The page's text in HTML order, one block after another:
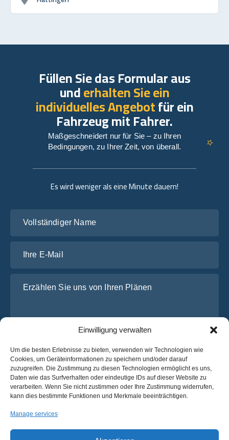
Einwilligung verwalten
Um die besten Erlebnisse zu bieten, verwenden wir Technologien wie
Cookies, um Geräteinformationen zu speichern und/oder darauf
zuzugreifen. Die Zustimmung zu diesen Technologien ermöglicht es uns,
Daten wie das Surfverhalten oder eindeutige IDs auf dieser Website zu
verarbeiten. Wenn Sie nicht zustimmen oder Ihre Zustimmung widerrufen,
kann dies bestimmte Funktionen und Merkmale beeinträchtigen.
Manage services
Es wird weniger als eine Minute dauern!
Ich habe dieDatenschutz-Bestimmungenvon OsaBus
gelesen und stimme ihnen zu.
Ein Angebot einholen
Füllen Sie das Formular aus
underhalten Sie ein
individuelles Angebotfür ein
Fahrzeug mit Fahrer.
Maßgeschneidert nur für Sie – zu Ihren
Bedingungen, zu Ihrer Zeit, von überall.